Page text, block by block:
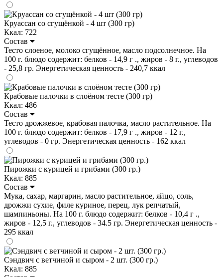
Круассан со сгущёнкой - 4 шт (300 гр)
Ккал: 722
Состав
Тесто слоеное, молоко сгущённое, масло подсолнечное. На
100 г. блюдо содержит: белков - 14,9 г ., жиров - 8 г., углеводов
- 25,8 гр. Энергетическая ценность - 240,7 ккал
Крабовые палочки в слоёном тесте (300 гр)
Ккал: 486
Состав
Тесто дрожжевое, крабовая палочка, масло растительное. На
100 г. блюдо содержит: белков - 17,9 г ., жиров - 12 г.,
углеводов - 0 гр. Энергетическая ценность - 162 ккал
Пирожки с курицей и грибами (300 гр.)
Ккал: 885
Состав
Мука, сахар, маргарин, масло растительное, яйцо, соль,
дрожжи сухие, филе куриное, перец, лук репчатый,
шампиньоны. На 100 г. блюдо содержит: белков - 10,4 г .,
жиров - 12,5 г., углеводов - 34.5 гр. Энергетическая ценность -
295 ккал
Сэндвич с ветчиной и сыром - 2 шт. (300 гр.)
Ккал: 885